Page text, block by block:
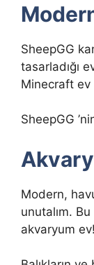
SheepGG
tasarladığı
Minecraft ev
SheepGG
Modern,
unutalım.
akvaryum ev!